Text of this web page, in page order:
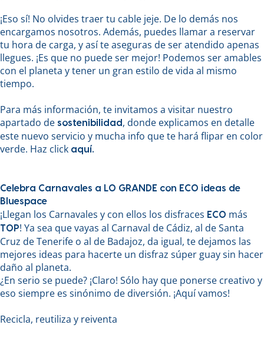
¡Eso sí! No olvides traer tu cable jeje. De lo demás nos
encargamos nosotros. Además, puedes llamar a reservar
tu hora de carga, y así te aseguras de ser atendido apenas
llegues. ¡Es que no puede ser mejor! Podemos ser amables
con el planeta y tener un gran estilo de vida al mismo
tiempo.
Para más información, te invitamos a visitar nuestro
apartado de sostenibilidad , donde explicamos en detalle
este nuevo servicio y mucha info que te hará flipar en color
verde. Haz click aquí.
Celebra Carnavales a LO GRANDE con ECO ideas de
Bluespace
¡Llegan los Carnavales y con ellos los disfraces ECO más
TOP! Ya sea que vayas al Carnaval de Cádiz, al de Santa
Cruz de Tenerife o al de Badajoz, da igual, te dejamos las
mejores ideas para hacerte un disfraz súper guay sin hacer
daño al planeta.
¿En serio se puede? ¡Claro! Sólo hay que ponerse creativo y
eso siempre es sinónimo de diversión. ¡Aquí vamos!
Recicla, reutiliza y reiventa